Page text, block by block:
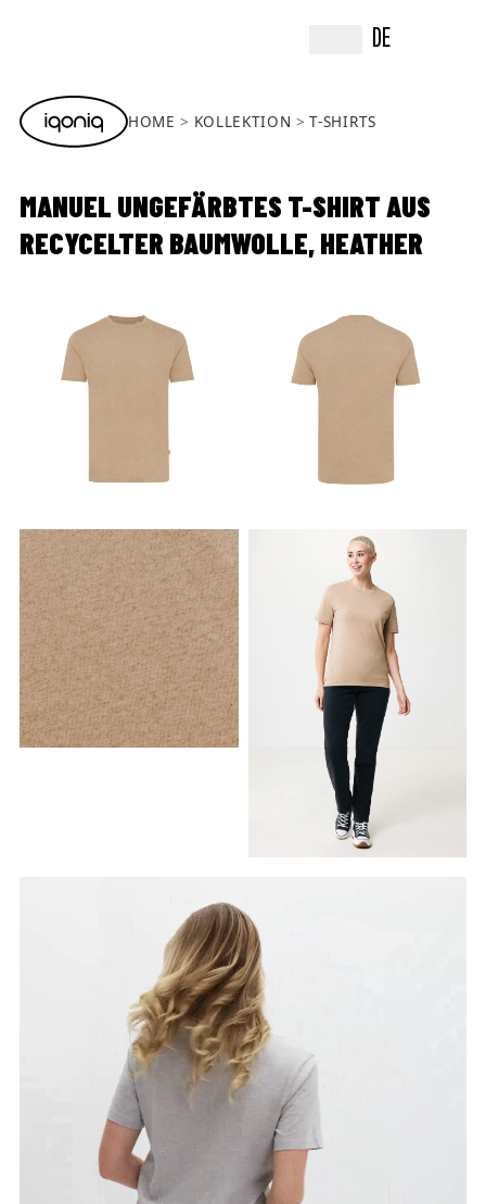
DE
HOME KOLLEKTION T-SHIRTS
MANUEL UNGEFÄRBTES T-SHIRT AUS
RECYCELTER BAUMWOLLE, HEATHER